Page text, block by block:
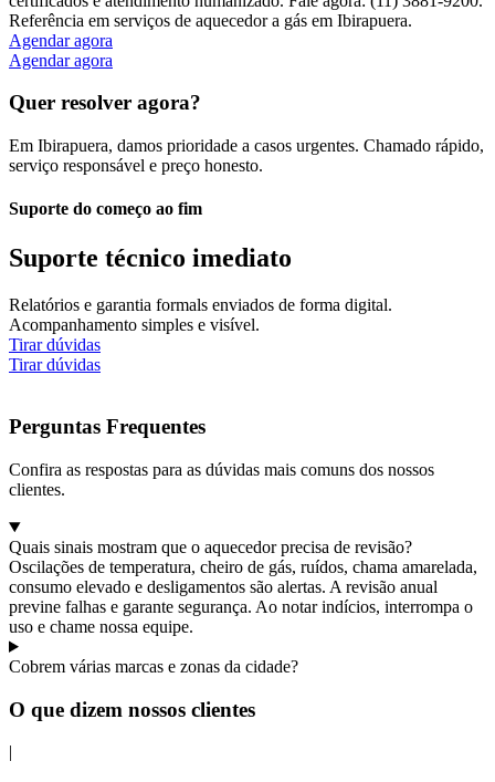
Referência em serviços de aquecedor a gás em Ibirapuera.
Agendar agora
Agendar agora
Quer resolver agora?
Em Ibirapuera, damos prioridade a casos urgentes. Chamado rápido,
serviço responsável e preço honesto.
Suporte do começo ao fim
Suporte técnico imediato
Relatórios e garantia formals enviados de forma digital.
Acompanhamento simples e visível.
Tirar dúvidas
Tirar dúvidas
Perguntas Frequentes
Confira as respostas para as dúvidas mais comuns dos nossos
clientes.
Quais sinais mostram que o aquecedor precisa de revisão?
Oscilações de temperatura, cheiro de gás, ruídos, chama amarelada,
consumo elevado e desligamentos são alertas. A revisão anual
previne falhas e garante segurança. Ao notar indícios, interrompa o
uso e chame nossa equipe.
Cobrem várias marcas e zonas da cidade?
O que dizem nossos clientes
|